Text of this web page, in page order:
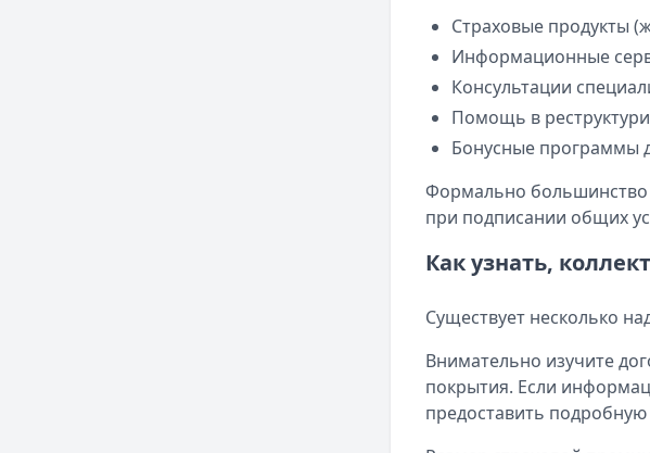
Страховые продукты
Информационные
Консультации
Помощь в
Бонусные программы
Формально большинство
при подписании общих
Как узнать,
Существует несколько
Внимательно изучите
покрытия. Если
предоставить